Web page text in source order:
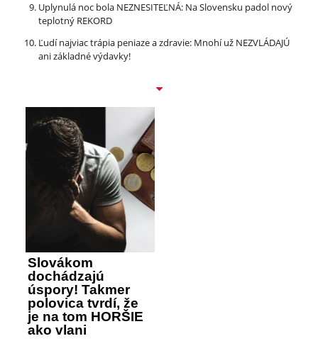
Uplynulá noc bola NEZNESITEĽNÁ: Na Slovensku padol nový
teplotný REKORD
Ľudí najviac trápia peniaze a zdravie: Mnohí už NEZVLÁDAJÚ
ani základné výdavky!
Slovákom
dochádzajú
úspory! Takmer
polovica tvrdí, že
je na tom HORŠIE
ako vlani